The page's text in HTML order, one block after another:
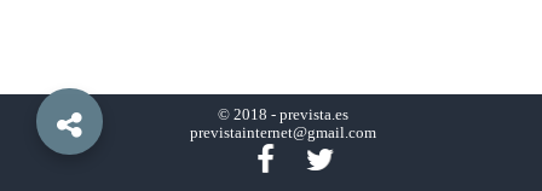
© 2018 - prevista.es
previstainternet@gmail.com